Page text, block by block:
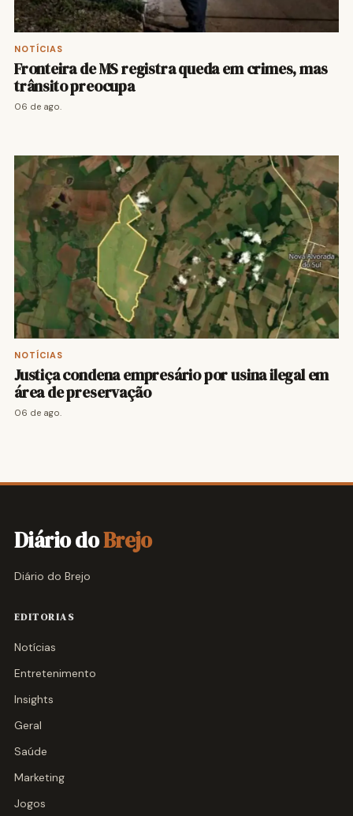
NOTÍCIAS
Fronteira de MS registra queda em crimes, mas
trânsito preocupa
06 de ago.
NOTÍCIAS
Justiça condena empresário por usina ilegal em
área de preservação
06 de ago.
Diário doBrejo
Diário do Brejo
EDITORIAS
Notícias
Entretenimento
Insights
Geral
Saúde
Marketing
Jogos